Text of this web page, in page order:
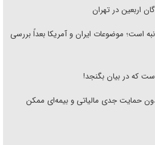
اربعین در تهران
است؛ موضوعات ایران و آمریکا بعداً بررسی
که در بیان بگنجد!
حمایت جدی مالیاتی و بیمه‌ای ممکن